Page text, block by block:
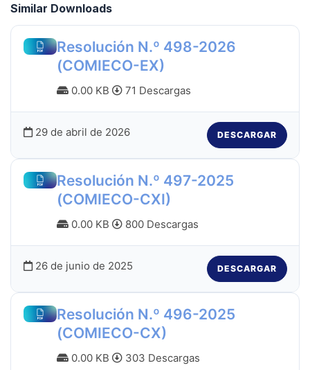
Similar Downloads
Resolución N.º 498-2026
(COMIECO-EX)
0.00 KB 71 Descargas
29 de abril de 2026 DESCARGAR
Resolución N.º 497-2025
(COMIECO-CXI)
0.00 KB 800 Descargas
26 de junio de 2025 DESCARGAR
Resolución N.º 496-2025
(COMIECO-CX)
0.00 KB 303 Descargas